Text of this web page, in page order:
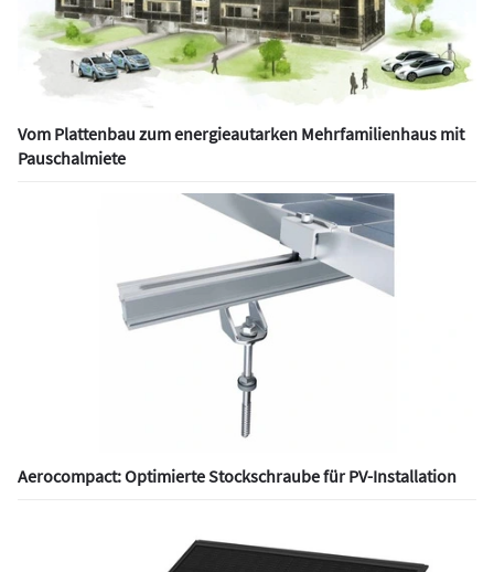
Vom Plattenbau zum energieautarken Mehrfamilienhaus mit
Pauschalmiete
Aerocompact: Optimierte Stockschraube für PV-Installation